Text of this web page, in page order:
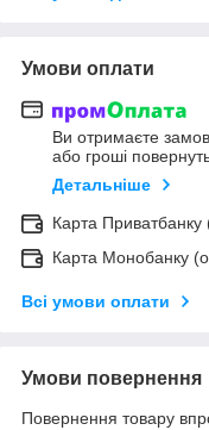
Умови оплати
Ви отримаєте
або гроші
Детальніше
Карта Приватбанку
Карта Монобанку
Всі умови оплати
Умови повернення
Повернення товару